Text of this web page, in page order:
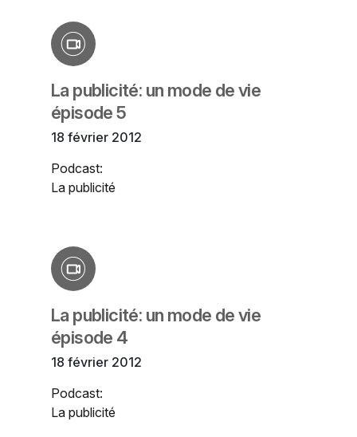
La publicité: un mode de vie
épisode 5
18 février 2012
Podcast:
La publicité
La publicité: un mode de vie
épisode 4
18 février 2012
Podcast:
La publicité